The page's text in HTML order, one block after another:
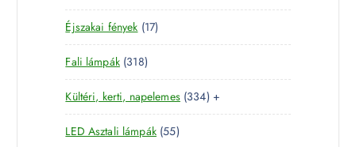
k
m
é
k
t
r
é
k
5
e
m
é
k
Éjszakai fények 171
7
e
r
m
é
Fali lámpák 3183
1
8
t
e
Kültéri, kerti, napelemes 3343
3
+
LED Asztali lámpák 555